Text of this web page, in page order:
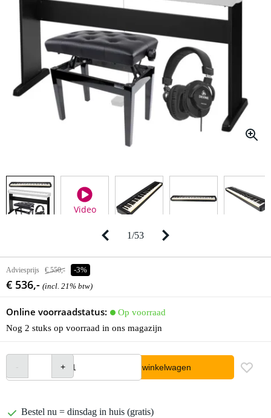
Video
1/53
Adviesprijs € 550,- -3%
€ 536,- (incl. 21% btw)
Online voorraadstatus:
Op voorraad
Nog 2 stuks op voorraad in ons magazijn
In winkelwagen
Bestel nu = dinsdag in huis (gratis)